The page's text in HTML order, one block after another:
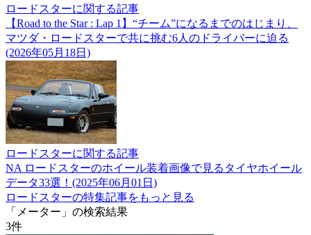
ロードスターに関する記事
【Road to the Star : Lap 1】“チーム”になるまでのはじまり、
マツダ・ロードスターで共に挑む6人のドライバーに迫る
(2026年05月18日)
ロードスターに関する記事
NA ロードスターのホイール装着画像で見るタイヤホイール
データ33選！(2025年06月01日)
ロードスターの特集記事をもっと見る
「メーター」の検索結果
3件